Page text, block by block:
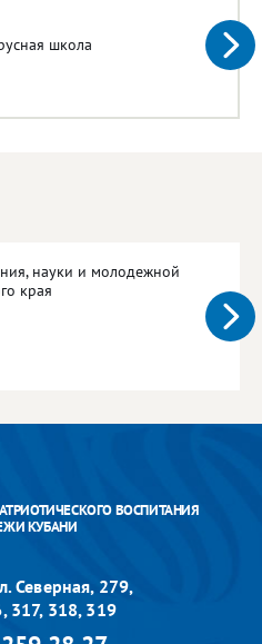
школа
науки и молодежной
края
ВОСПИТАНИЯ
КУБАНИ
Северная, 279,
317, 318, 319